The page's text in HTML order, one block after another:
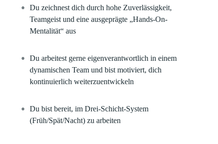
Du zeichnest dich durch hohe Zuverlässigkeit,
Teamgeist und eine ausgeprägte „Hands-On-
Mentalität“ aus
Du arbeitest gerne eigenverantwortlich in einem
dynamischen Team und bist motiviert, dich
kontinuierlich weiterzuentwickeln
Du bist bereit, im Drei-Schicht-System
(Früh/Spät/Nacht) zu arbeiten